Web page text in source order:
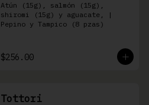
Atún (15g), salmón (15g),
shiromi (15g) y aguacate, |
Pepino y Tampico (8 pzas)
$256.00
Tottori